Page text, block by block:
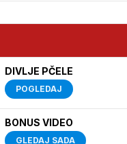
DIVLJE PČELE
POGLEDAJ
BONUS VIDEO
GLEDAJ SADA